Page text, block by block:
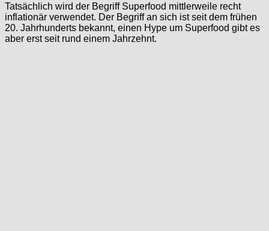
Tatsächlich wird der Begriff Superfood mittlerweile recht
inflationär verwendet. Der Begriff an sich ist seit dem frühen
20. Jahrhunderts bekannt, einen Hype um Superfood gibt es
aber erst seit rund einem Jahrzehnt.